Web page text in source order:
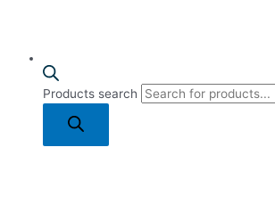
Products search